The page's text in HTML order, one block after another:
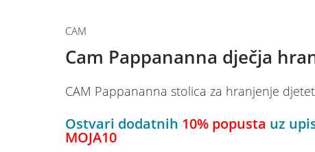
CAM
Cam Pappananna dječja
CAM Pappananna stolica za hranjenje
Ostvari dodatnih 10% popusta uz
MOJA10